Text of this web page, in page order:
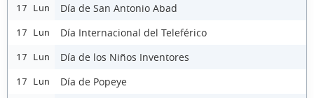
17 Lun Día de San Antonio Abad
17 Lun Día Internacional del Teleférico
17 Lun Día de los Niños Inventores
17 Lun Día de Popeye